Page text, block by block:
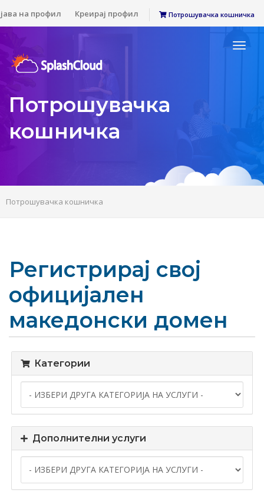
на профил Креирај профил Потрошувачка кошничка
Потрошувачка
кошничка
Потрошувачка кошничка
Регистрирај свој
официјален
македонски домен
Категории
Дополнителни услуги